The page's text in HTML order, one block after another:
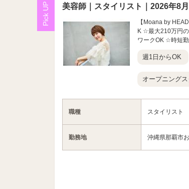
美容師｜スタイリスト｜2026年8
【Moana by
K ☆最大210万円
ワークOK ☆時短
週1日からOK
オープニング
職種 スタイリスト
勤務地 沖縄県那覇市